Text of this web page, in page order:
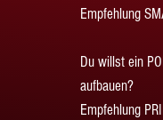
Empfehlung
Du willst ein
aufbauen?
Empfehlung